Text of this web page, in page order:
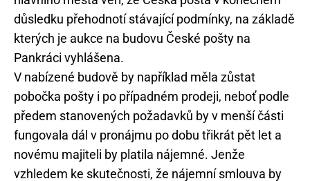
důsledku přehodnotí stávající podmínky, na základě
kterých je aukce na budovu České pošty na
Pankráci vyhlášena.
V nabízené budově by například měla zůstat
pobočka pošty i po případném prodeji, neboť podle
předem stanovených požadavků by v menší části
fungovala dál v pronájmu po dobu třikrát pět let a
novému majiteli by platila nájemné. Jenže
vzhledem ke skutečnosti, že nájemní smlouva by